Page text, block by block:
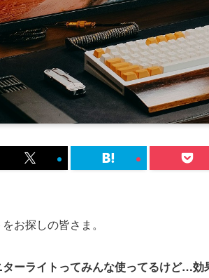
お探しの皆さま。
ターライトってみんな使ってるけど…効